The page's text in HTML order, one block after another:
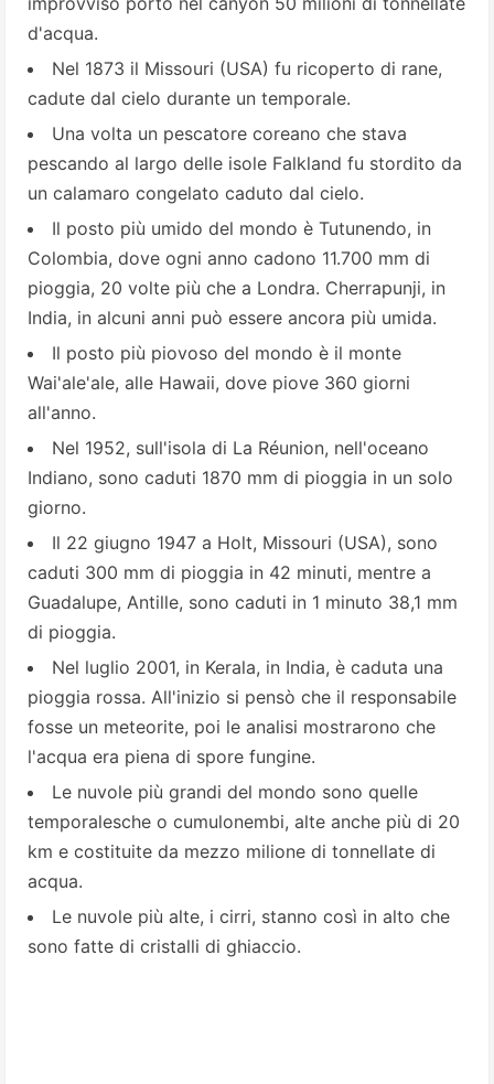
d'acqua.
Nel 1873 il Missouri (USA) fu ricoperto di rane,
cadute dal cielo durante un temporale.
Una volta un pescatore coreano che stava
pescando al largo delle isole Falkland fu stordito da
un calamaro congelato caduto dal cielo.
Il posto più umido del mondo è Tutunendo, in
Colombia, dove ogni anno cadono 11.700 mm di
pioggia, 20 volte più che a Londra. Cherrapunji, in
India, in alcuni anni può essere ancora più umida.
Il posto più piovoso del mondo è il monte
Wai'ale'ale, alle Hawaii, dove piove 360 giorni
all'anno.
Nel 1952, sull'isola di La Réunion, nell'oceano
Indiano, sono caduti 1870 mm di pioggia in un solo
giorno.
Il 22 giugno 1947 a Holt, Missouri (USA), sono
caduti 300 mm di pioggia in 42 minuti, mentre a
Guadalupe, Antille, sono caduti in 1 minuto 38,1 mm
di pioggia.
Nel luglio 2001, in Kerala, in India, è caduta una
pioggia rossa. All'inizio si pensò che il responsabile
fosse un meteorite, poi le analisi mostrarono che
l'acqua era piena di spore fungine.
Le nuvole più grandi del mondo sono quelle
temporalesche o cumulonembi, alte anche più di 20
km e costituite da mezzo milione di tonnellate di
acqua.
Le nuvole più alte, i cirri, stanno così in alto che
sono fatte di cristalli di ghiaccio.